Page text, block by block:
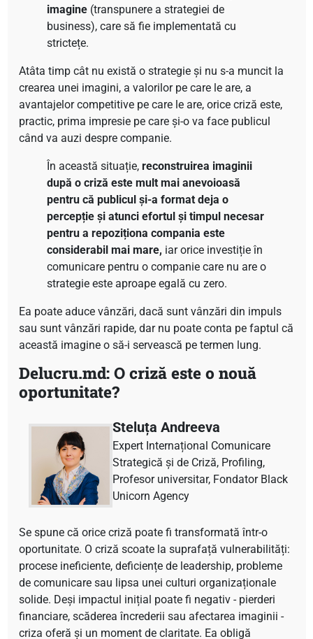
imagine(transpunere a strategiei de
business), care să fie implementată cu
strictețe.
Atâta timp cât nu există o strategie și nu s-a muncit la
crearea unei imagini, a valorilor pe care le are, a
avantajelor competitive pe care le are, orice criză este,
practic, prima impresie pe care și-o va face publicul
când va auzi despre companie.
În această situație, reconstruirea imaginii
după o criză este mult mai anevoioasă
pentru că publicul și-a format deja o
percepție și atunci efortul și timpul necesar
pentru a repoziționa compania este
considerabil mai mare, iar orice investiție în
comunicare pentru o companie care nu are o
strategie este aproape egală cu zero.
Ea poate aduce vânzări, dacă sunt vânzări din impuls
sau sunt vânzări rapide, dar nu poate conta pe faptul că
această imagine o să-i servească pe termen lung.
Delucru.md: O criză este o nouă
oportunitate?
Steluța Andreeva
Expert Internațional Comunicare
Strategică și de Criză, Profiling,
Profesor universitar, Fondator Black
Unicorn Agency
Se spune că orice criză poate fi transformată într-o
oportunitate. O criză scoate la suprafață vulnerabilități:
procese ineficiente, deficiențe de leadership, probleme
de comunicare sau lipsa unei culturi organizaționale
solide. Deși impactul inițial poate fi negativ - pierderi
financiare, scăderea încrederii sau afectarea imaginii -
criza oferă și un moment de claritate. Ea obligă